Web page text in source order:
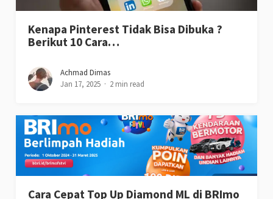
Kenapa Pinterest Tidak Bisa Dibuka ?
Berikut 10 Cara…
Achmad Dimas
Jan 17, 2025
2 min read
Cara Cepat Top Up Diamond ML di BRImo